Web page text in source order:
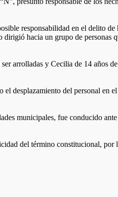
responsabilidad en el delito
hacia un grupo de personas
arrolladas y Cecilia de 14 años
desplazamiento del personal en
municipales, fue conducido
del término constitucional, por